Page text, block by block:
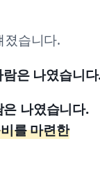
졌습니다.
은 나였습니
나였습니다.
를 마련한